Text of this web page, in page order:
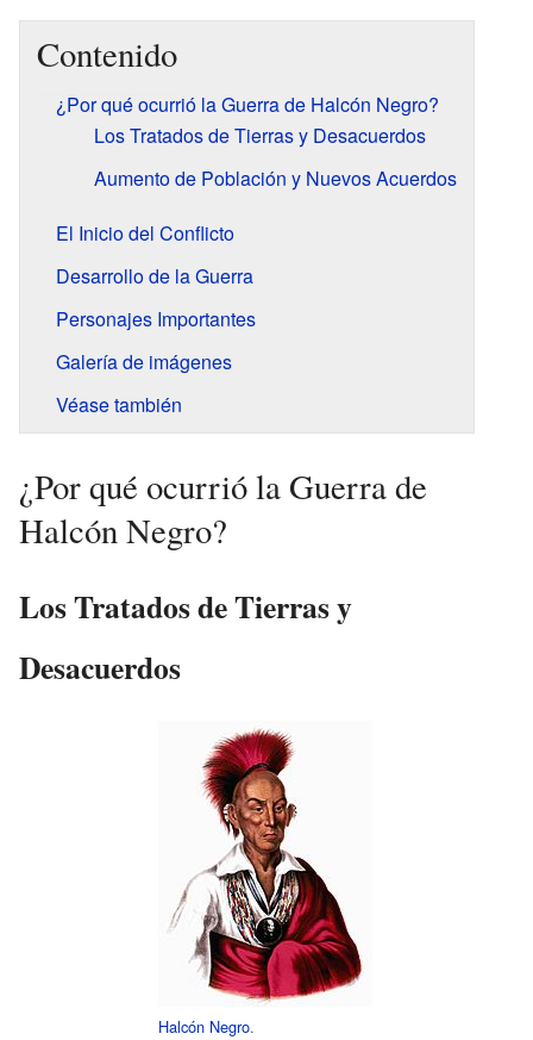
Contenido
¿Por qué ocurrió la Guerra de Halcón Negro?
Los Tratados de Tierras y Desacuerdos
Aumento de Población y Nuevos Acuerdos
El Inicio del Conflicto
Desarrollo de la Guerra
Personajes Importantes
Galería de imágenes
Véase también
¿Por qué ocurrió la Guerra de
Halcón Negro?
Los Tratados de Tierras y
Desacuerdos
Halcón Negro.